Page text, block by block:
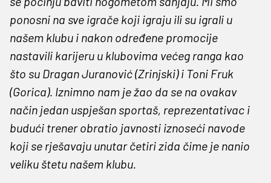
ponosni na sve igrače koji igraju ili su igrali u
našem klubu i nakon određene promocije
nastavili karijeru u klubovima većeg ranga kao
što su Dragan Juranović (Zrinjski) i Toni Fruk
(Gorica). Iznimno nam je žao da se na ovakav
način jedan uspješan sportaš, reprezentativac i
budući trener obratio javnosti iznoseći navode
koji se rješavaju unutar četiri zida čime je nanio
veliku štetu našem klubu.